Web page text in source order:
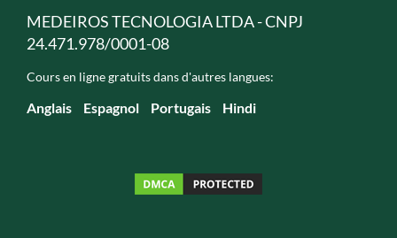
MEDEIROS TECNOLOGIA LTDA - CNPJ
24.471.978/0001-08
Cours en ligne gratuits dans d'autres langues:
Anglais Espagnol Portugais Hindi